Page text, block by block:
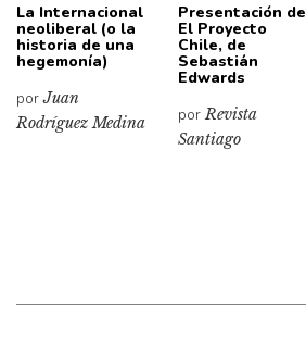
La Internacional
neoliberal (o la
historia de una
hegemonía)
porJuan
Rodríguez Medina
Presentación de
El Proyecto
Chile, de
Sebastián
Edwards
porRevista
Santiago